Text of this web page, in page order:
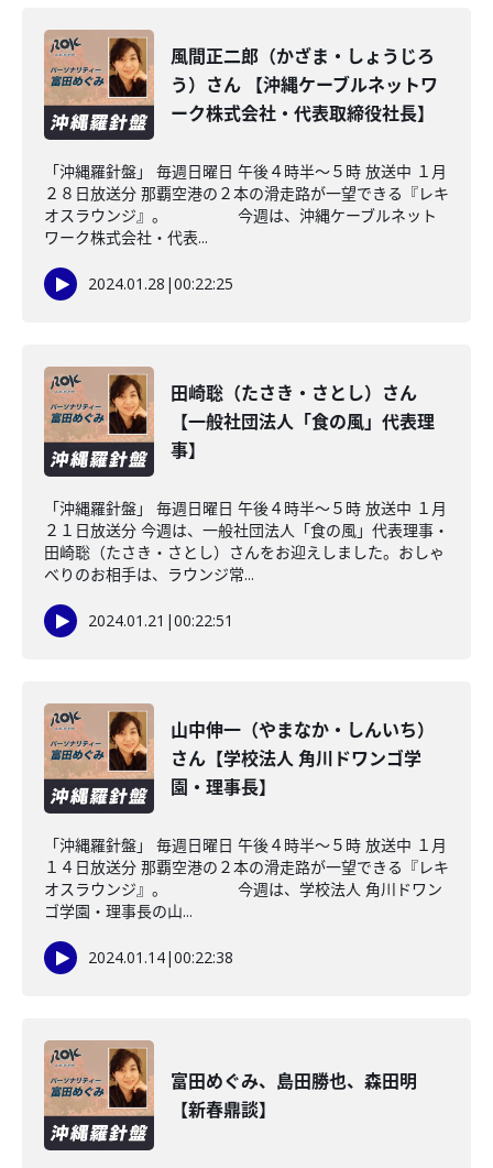
風間正二郎（かざま・しょうじろ
う）さん 【沖縄ケーブルネットワ
ーク株式会社・代表取締役社長】
「沖縄羅針盤」 毎週日曜日 午後４時半～５時 放送中 １月
２８日放送分 那覇空港の２本の滑走路が一望できる『レキ
オスラウンジ』。 今週は、沖縄ケーブルネット
ワーク株式会社・代表...
2024.01.28 |00:22:25
田崎聡（たさき・さとし）さん
【一般社団法人「食の風」代表理
事】
「沖縄羅針盤」 毎週日曜日 午後４時半～５時 放送中 １月
２１日放送分 今週は、一般社団法人「食の風」代表理事・
田崎聡（たさき・さとし）さんをお迎えしました。おしゃ
べりのお相手は、ラウンジ常...
2024.01.21 |00:22:51
山中伸一（やまなか・しんいち）
さん【学校法人 角川ドワンゴ学
園・理事長】
「沖縄羅針盤」 毎週日曜日 午後４時半～５時 放送中 １月
１４日放送分 那覇空港の２本の滑走路が一望できる『レキ
オスラウンジ』。 今週は、学校法人 角川ドワン
ゴ学園・理事長の山...
2024.01.14|00:22:38
富田めぐみ、島田勝也、森田明
【新春鼎談】